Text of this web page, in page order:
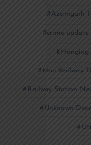
Azamgarh
crime update
Hanging
Mau Railway
Railway Station
Unknown